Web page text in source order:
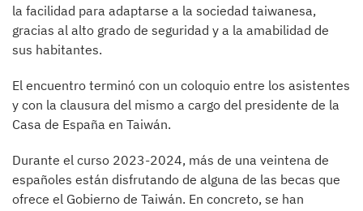
la facilidad para adaptarse a la sociedad taiwanesa,
gracias al alto grado de seguridad y a la amabilidad de
sus habitantes.
El encuentro terminó con un coloquio entre los asistentes
y con la clausura del mismo a cargo del presidente de la
Casa de España en Taiwán.
Durante el curso 2023-2024, más de una veintena de
españoles están disfrutando de alguna de las becas que
ofrece el Gobierno de Taiwán. En concreto, se han